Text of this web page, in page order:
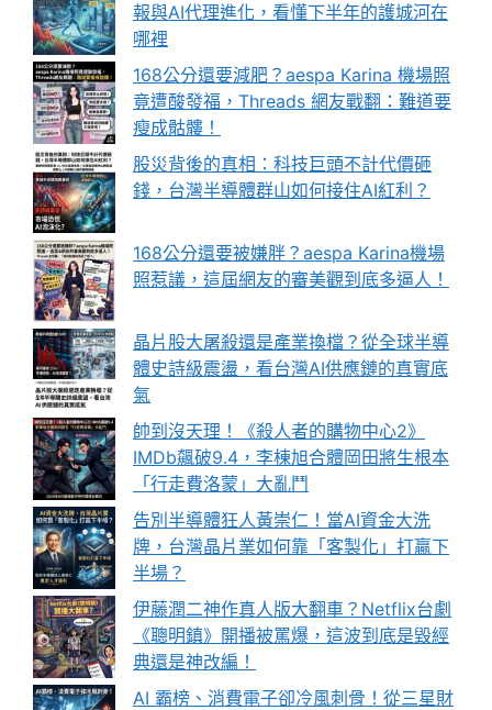
報與AI代理進化，看懂下半年的護城河在
哪裡
168公分還要減肥？aespa Karina 機場照
竟遭酸發福，Threads 網友戰翻：難道要
瘦成骷髏！
股災背後的真相：科技巨頭不計代價砸
錢，台灣半導體群山如何接住AI紅利？
168公分還要被嫌胖？aespa Karina機場
照惹議，這屆網友的審美觀到底多逼人！
晶片股大屠殺還是產業換檔？從全球半導
體史詩級震盪，看台灣AI供應鏈的真實底
氣
帥到沒天理！《殺人者的購物中心2》
IMDb飆破9.4，李棟旭合體岡田將生根本
「行走費洛蒙」大亂鬥
告別半導體狂人黃崇仁！當AI資金大洗
牌，台灣晶片業如何靠「客製化」打贏下
半場？
伊藤潤二神作真人版大翻車？Netflix台劇
《聰明鎮》開播被罵爆，這波到底是毀經
典還是神改編！
AI 霸榜、消費電子卻冷風刺骨！從三星財